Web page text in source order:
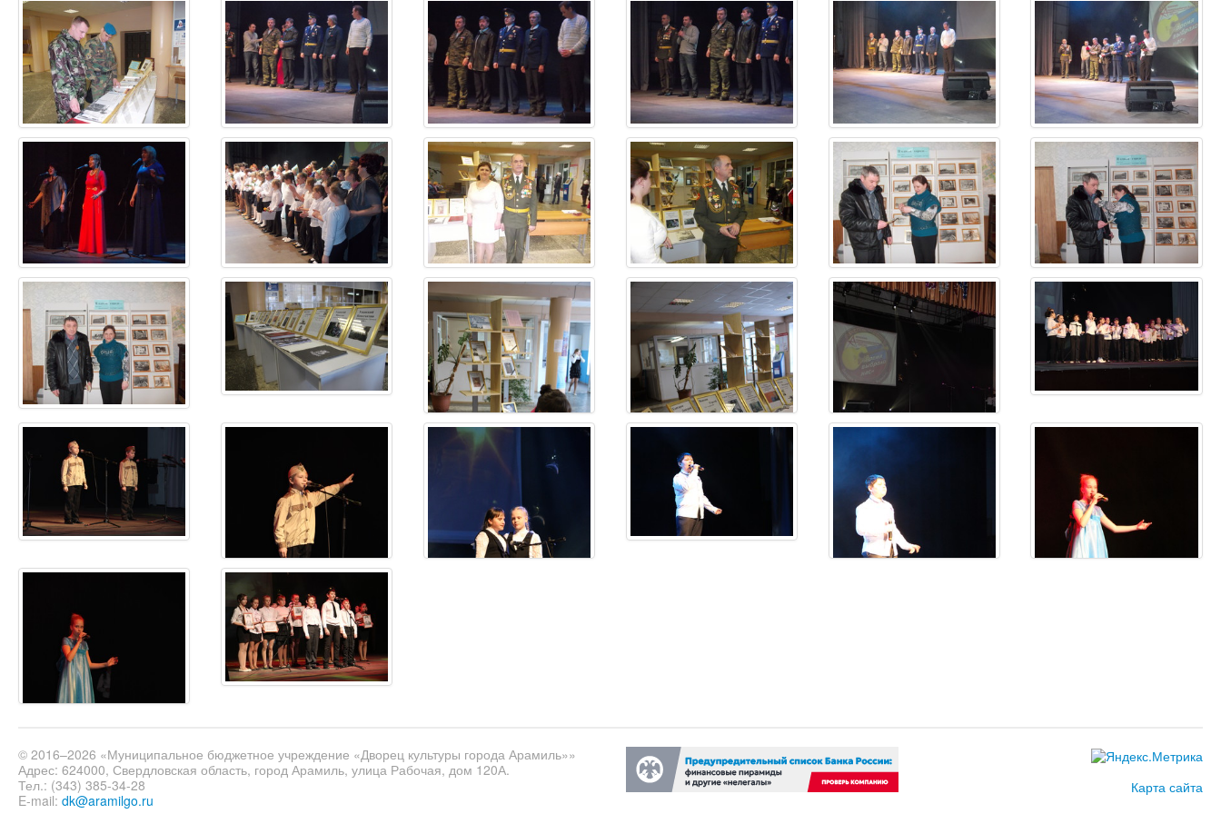
© 2016–2026 «Муниципальное бюджетное учреждение «Дворец культуры города Арамиль»»
Адрес: 624000, Свердловская область, город Арамиль, улица Рабочая, дом 120А.
Тел.: (343) 385-34-28
E-mail: dk@aramilgo.ru
Карта сайта